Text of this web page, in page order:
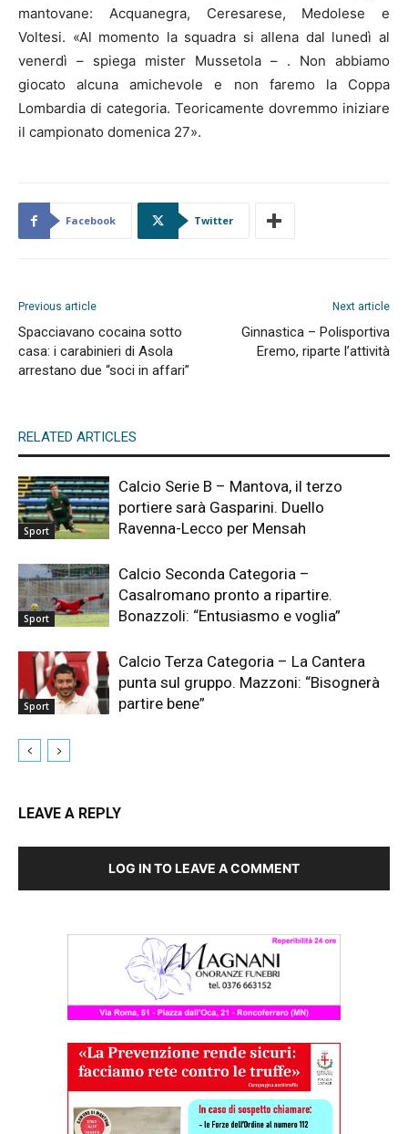
mantovane: Acquanegra, Ceresarese, Medolese e
Voltesi. «Al momento la squadra si allena dal lunedì al
venerdì – spiega mister Mussetola – . Non abbiamo
giocato alcuna amichevole e non faremo la Coppa
Lombardia di categoria. Teoricamente dovremmo iniziare
il campionato domenica 27».
Facebook Twitter
Previous article
Spacciavano cocaina sotto
casa: i carabinieri di Asola
arrestano due “soci in affari”
Next article
Ginnastica – Polisportiva
Eremo, riparte l’attività
RELATED ARTICLES
Sport
Calcio Serie B – Mantova, il terzo
portiere sarà Gasparini. Duello
Ravenna-Lecco per Mensah
Sport
Calcio Seconda Categoria –
Casalromano pronto a ripartire.
Bonazzoli: “Entusiasmo e voglia”
Sport
Calcio Terza Categoria – La Cantera
punta sul gruppo. Mazzoni: “Bisognerà
partire bene”
LEAVE A REPLY
LOG IN TO LEAVE A COMMENT